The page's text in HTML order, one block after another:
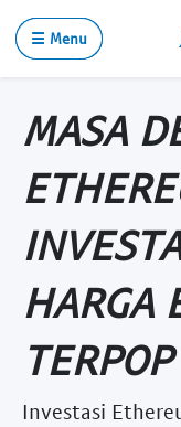
☰ Menu
MASA
HARGA
Investasi